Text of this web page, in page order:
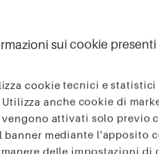
sui cookie
cookie tecnici e statistici
anche cookie di
attivati solo previo
banner mediante l'apposito
delle impostazioni di